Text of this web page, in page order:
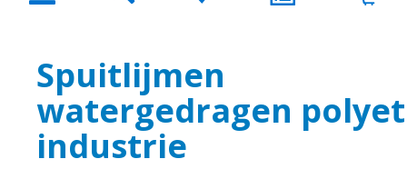
Spuitlijmen
watergedragen
industrie